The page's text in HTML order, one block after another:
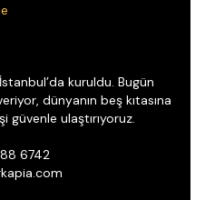
kuruldu. Bugün
dünyanın beş kıtasına
güvenle ulaştırıyoruz.
6742